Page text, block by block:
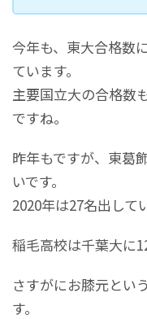
今年も、東大合格数
ています。
主要国立大の合格数
ですね。
昨年もですが、東葛
いです。
2020年は27名出して
稲毛高校は千葉大に
さすがにお膝元とい
す。